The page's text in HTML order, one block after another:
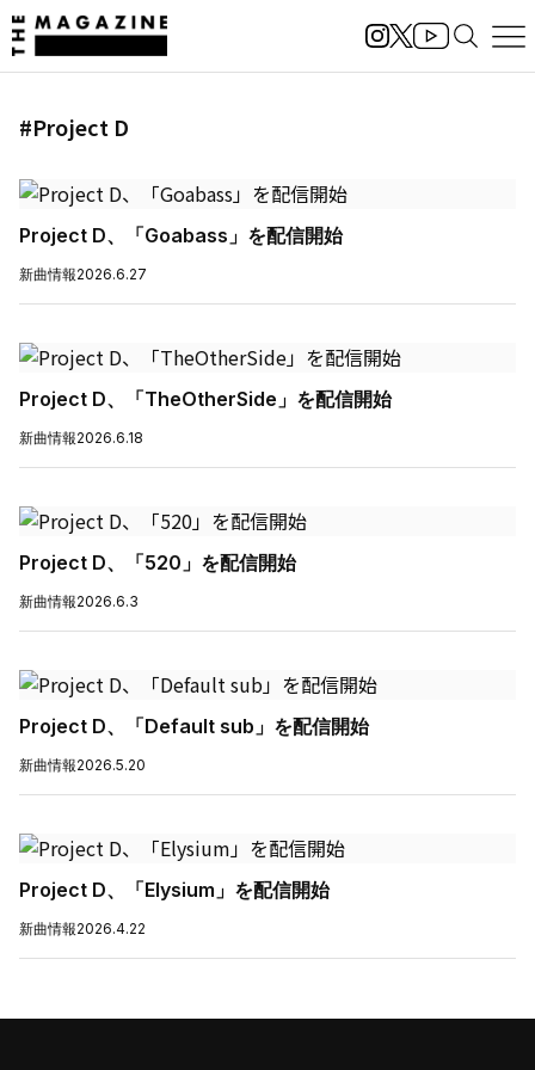
#Project D
Project D、「Goabass」を配信開始
新曲情報2026.6.27
Project D、「TheOtherSide」を配信開始
新曲情報2026.6.18
Project D、「520」を配信開始
新曲情報2026.6.3
Project D、「Default sub」を配信開始
新曲情報2026.5.20
Project D、「Elysium」を配信開始
新曲情報2026.4.22